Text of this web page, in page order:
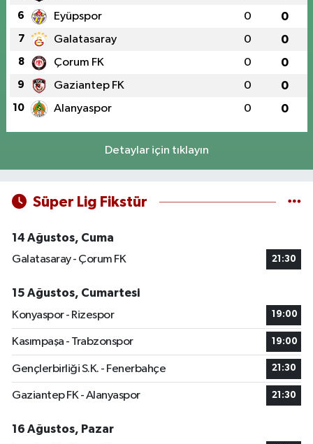
6 Eyüpspor 0 0
7 Galatasaray 0 0
8 Çorum FK 0 0
9 Gaziantep FK 0 0
10 Alanyaspor 0 0
Detaylar için tıklayın
Süper Lig Fikstür
14 Ağustos, Cuma
Galatasaray - Çorum FK
21:30
15 Ağustos, Cumartesi
Konyaspor - Rizespor
19:00
Kasımpaşa - Trabzonspor 19:00
Gençlerbirliği S.K. - Fenerbahçe 21:30
Gaziantep FK - Alanyaspor 21:30
16 Ağustos, Pazar